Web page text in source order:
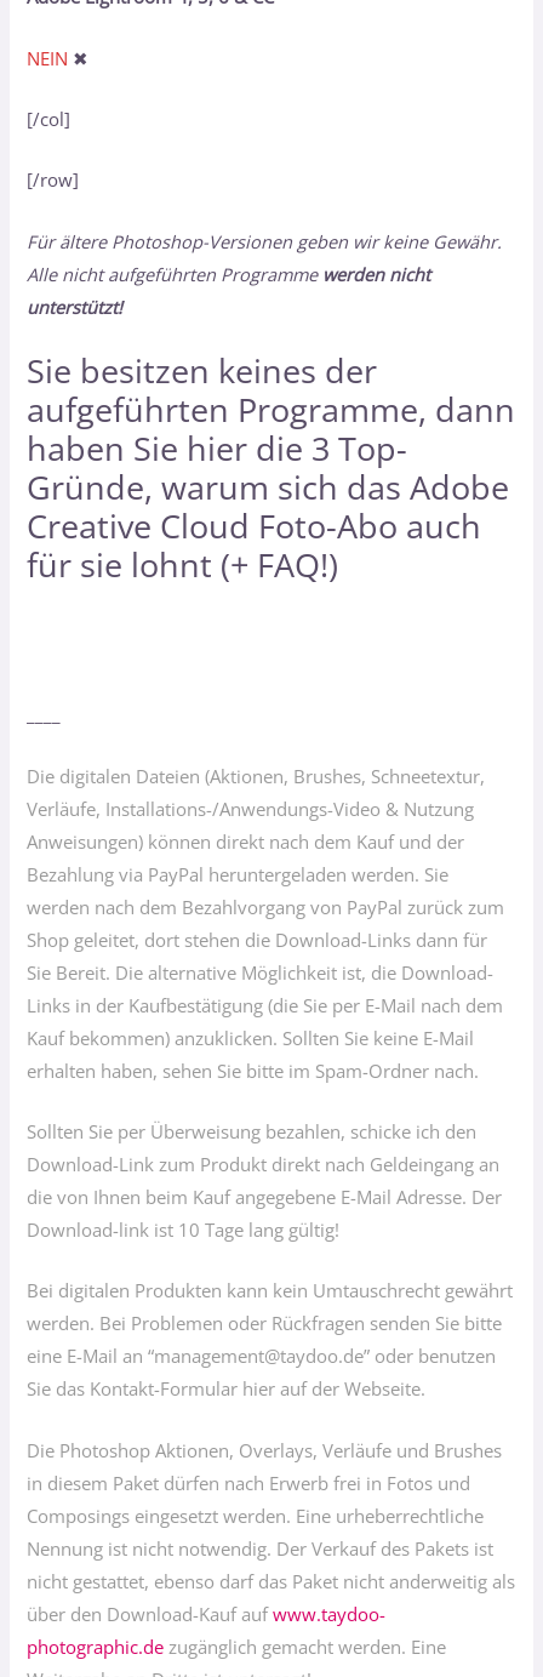
NEIN ✖
[/col]
[/row]
Für ältere Photoshop-Versionen geben wir keine Gewähr.
Alle nicht aufgeführten Programme werden nicht
unterstützt!
Sie besitzen keines der
aufgeführten Programme, dann
haben Sie hier die 3 Top-
Gründe, warum sich das Adobe
Creative Cloud Foto-Abo auch
für sie lohnt (+ FAQ!)
Die digitalen Dateien (Aktionen, Brushes, Schneetextur,
Verläufe, Installations-/Anwendungs-Video & Nutzung
Anweisungen) können direkt nach dem Kauf und der
Bezahlung via PayPal heruntergeladen werden. Sie
werden nach dem Bezahlvorgang von PayPal zurück zum
Shop geleitet, dort stehen die Download-Links dann für
Sie Bereit. Die alternative Möglichkeit ist, die Download-
Links in der Kaufbestätigung (die Sie per E-Mail nach dem
Kauf bekommen) anzuklicken. Sollten Sie keine E-Mail
erhalten haben, sehen Sie bitte im Spam-Ordner nach.
Sollten Sie per Überweisung bezahlen, schicke ich den
Download-Link zum Produkt direkt nach Geldeingang an
die von Ihnen beim Kauf angegebene E-Mail Adresse. Der
Download-link ist 10 Tage lang gültig!
Bei digitalen Produkten kann kein Umtauschrecht gewährt
werden. Bei Problemen oder Rückfragen senden Sie bitte
eine E-Mail an “management@taydoo.de” oder benutzen
Sie das Kontakt-Formular hier auf der Webseite.
Die Photoshop Aktionen, Overlays, Verläufe und Brushes
in diesem Paket dürfen nach Erwerb frei in Fotos und
Composings eingesetzt werden. Eine urheberrechtliche
Nennung ist nicht notwendig. Der Verkauf des Pakets ist
nicht gestattet, ebenso darf das Paket nicht anderweitig als
über den Download-Kauf aufwww.taydoo-
photographic.de zugänglich gemacht werden. Eine